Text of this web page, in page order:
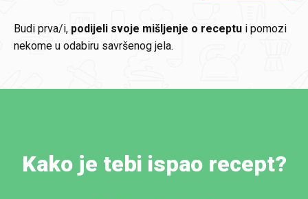
Budi prva/i, podijeli svoje mišljenje o receptu i pomozi
nekome u odabiru savršenog jela.
Kako je tebi ispao recept?